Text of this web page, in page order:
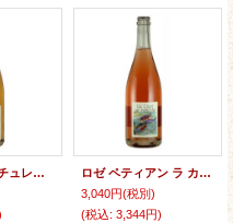
ペティアン ナチュレル アスタ・ラ・ヴィズラ 2022 ソンシャイン・ヴァン（ドメーヌ・デ・ソネット）
ロゼ ペティアン ラ カーヴ ス ルビフ 2022 フランツ・ソーモン (フランス：ロゼ泡)
3,040円(税別)
(税込: 3,344円)